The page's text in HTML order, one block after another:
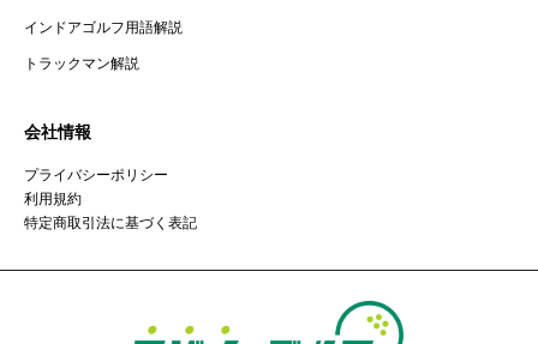
インドアゴルフ用語解説
トラックマン解説
会社情報
プライバシーポリシー
利用規約
特定商取引法に基づく表記